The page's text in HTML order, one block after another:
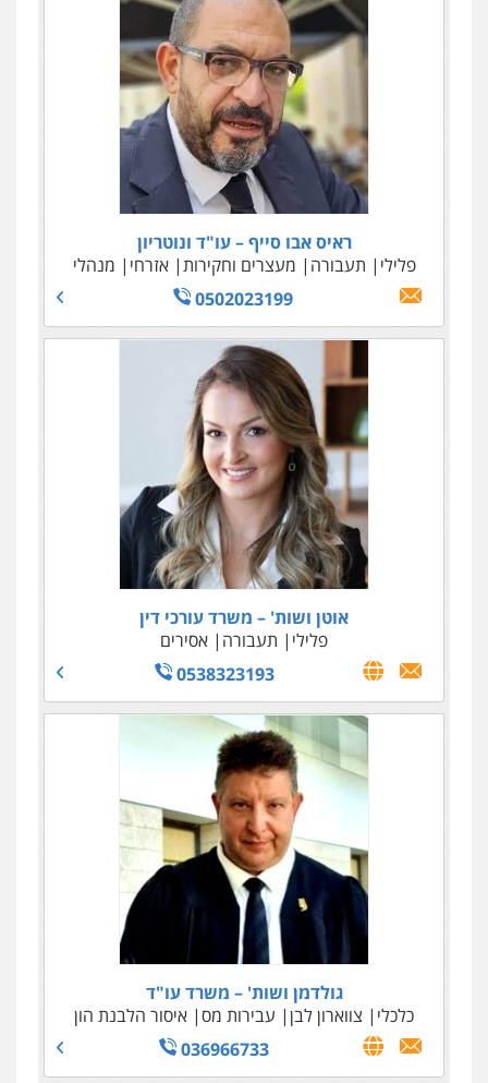
ראיס אבו סייף – עו"ד ונוטריון
פלילי
תעבורה מעצרים וחקירות אזרחי
מנהלי
0502023199
אוטן ושות' – משרד עורכי דין
פלילי
תעבורה
אסירים
0538323193
גולדמן ושות' – משרד עו"ד
כלכלי
צווארון לבן עבירות מס איסור הלבנת הון
036966733